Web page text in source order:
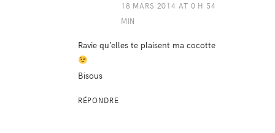
18 MARS 2014 AT 0 H 54
MIN
Ravie qu’elles te plaisent ma cocotte
Bisous
RÉPONDRE